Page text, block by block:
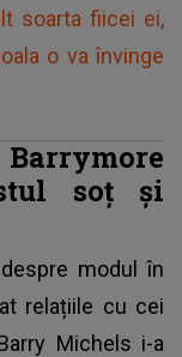
soarta fiicei ei,
o va învinge
soț și
modul în
relațiile cu cei
Michels i-a